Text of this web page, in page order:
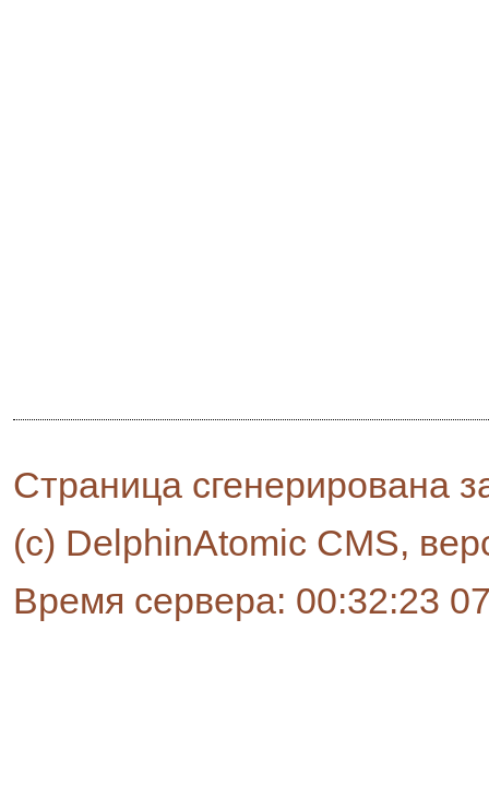
Страница сгенерирована
(c) DelphinAtomic CMS,
Время сервера: 00:32:23